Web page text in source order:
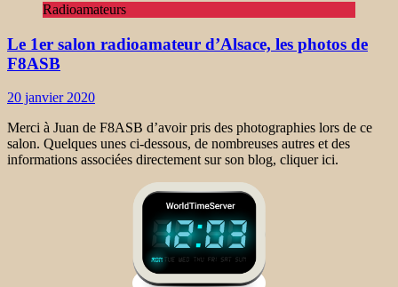
Radioamateurs
Le 1er salon radioamateur d’Alsace, les photos de
F8ASB
20 janvier 2020
Merci à Juan de F8ASB d’avoir pris des photographies lors de ce
salon. Quelques unes ci-dessous, de nombreuses autres et des
informations associées directement sur son blog, cliquer ici.